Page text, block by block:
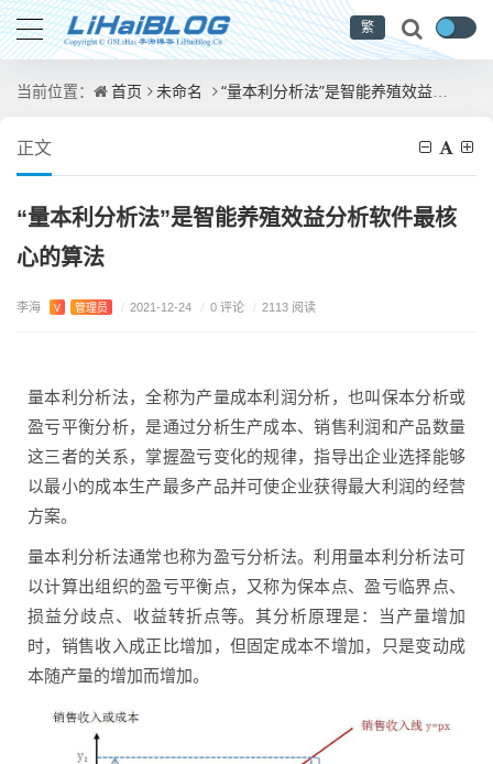
繁
当前位置： 首页 未命名 “量本利分析法”是智能养殖效益分析软件最核心的算法
正文
“量本利分析法”是智能养殖效益分析软件最核
心的算法
李海 V 管理员 / 2021-12-24 / 0 评论 / 2113 阅读
量本利分析法，全称为产量成本利润分析，也叫保本分析或
盈亏平衡分析，是通过分析生产成本、销售利润和产品数量
这三者的关系，掌握盈亏变化的规律，指导出企业选择能够
以最小的成本生产最多产品并可使企业获得最大利润的经营
方案。
量本利分析法通常也称为盈亏分析法。利用量本利分析法可
以计算出组织的盈亏平衡点，又称为保本点、盈亏临界点、
损益分歧点、收益转折点等。其分析原理是：当产量增加
时，销售收入成正比增加，但固定成本不增加，只是变动成
本随产量的增加而增加。